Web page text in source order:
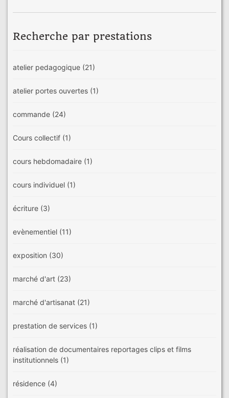
Recherche par prestations
atelier pedagogique (21)
atelier portes ouvertes (1)
commande (24)
Cours collectif (1)
cours hebdomadaire (1)
cours individuel (1)
écriture (3)
evènementiel (11)
exposition (30)
marché d'art (23)
marché d'artisanat (21)
prestation de services (1)
réalisation de documentaires reportages clips et films
institutionnels (1)
résidence (4)